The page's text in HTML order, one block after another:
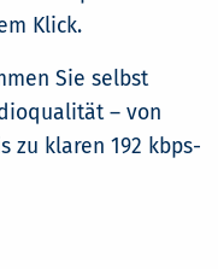
Klick.
Sie selbst
– von
zu klaren 192 kbps-